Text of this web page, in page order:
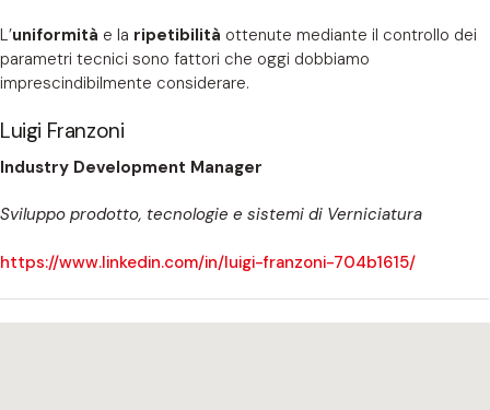
L’uniformità e la ripetibilità ottenute mediante il controllo dei
parametri tecnici sono fattori che oggi dobbiamo
imprescindibilmente considerare.
Luigi Franzoni
Industry Development Manager
Sviluppo prodotto, tecnologie e sistemi di Verniciatura
https://www.linkedin.com/in/luigi-franzoni-704b1615/